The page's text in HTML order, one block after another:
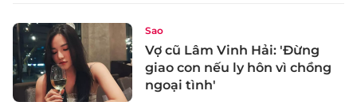
Sao
Vợ cũ Lâm Vinh Hải: 'Đừng
giao con nếu ly hôn vì chồng
ngoại tình'